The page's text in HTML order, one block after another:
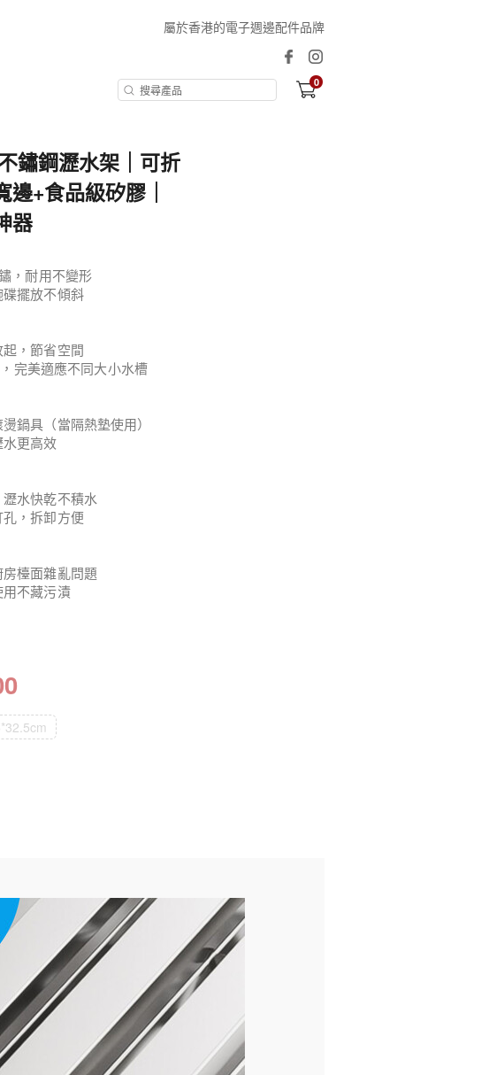
屬於香港的電子週邊配件品牌
0
鏽鋼瀝水架｜可折
+食品級矽膠｜
器
，耐用不變形
擺放不傾斜
，節省空間
完美適應不同大小水槽
鍋具（當隔熱墊使用）
更高效
水快乾不積水
，拆卸方便
檯面雜亂問題
不藏污漬